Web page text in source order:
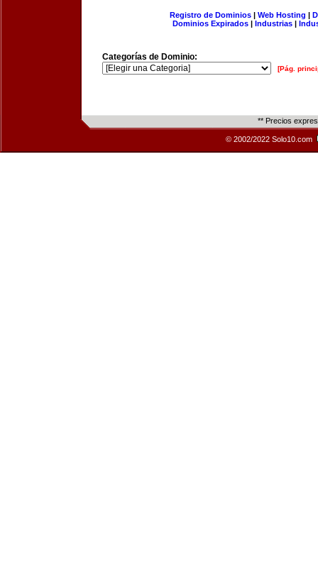
Registro de Dominios| Web Hosting |
Dominios Expirados | Industrias |
Categorías de Dominio:
[Pág.
** Precios
© 2002/2022 Solo10.com